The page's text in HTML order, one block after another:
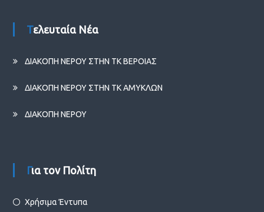
Τελευταία Νέα
ΔΙΑΚΟΠΗ ΝΕΡΟΥ ΣΤΗΝ ΤΚ ΒΕΡΟΙΑΣ
ΔΙΑΚΟΠΗ ΝΕΡΟΥ ΣΤΗΝ ΤΚ ΑΜΥΚΛΩΝ
ΔΙΑΚΟΠΗ ΝΕΡΟΥ
Για τον Πολίτη
Χρήσιμα Έντυπα